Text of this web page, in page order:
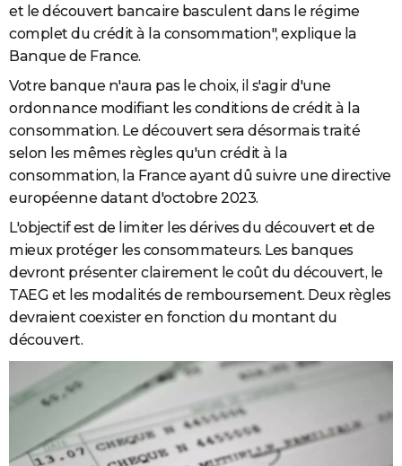
FORUM
Bricolage
Lifestyle
Culture
Sport
Auto
Television
Voyage
Cinema
et le découvert bancaire basculent dans le régime
complet du crédit à la consommation", explique la
Banque de France.
Votre banque n'aura pas le choix, il s'agir d'une
ordonnance modifiant les conditions de crédit à la
consommation. Le découvert sera désormais traité
selon les mêmes règles qu'un crédit à la
consommation, la France ayant dû suivre une directive
européenne datant d'octobre 2023.
L'objectif est de limiter les dérives du découvert et de
mieux protéger les consommateurs. Les banques
devront présenter clairement le coût du découvert, le
TAEG et les modalités de remboursement. Deux règles
devraient coexister en fonction du montant du
découvert.